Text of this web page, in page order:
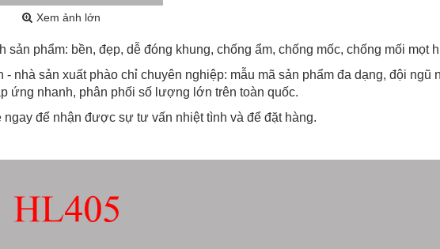
Xem ảnh lớn
sản phẩm: bền, đẹp, dễ đóng khung, chống ẩm, chống mốc, chống mối mọt
- nhà sản xuất phào chỉ chuyên nghiệp: mẫu mã sản phẩm đa dạng, đội ngũ
ứng nhanh, phân phối số lượng lớn trên toàn quốc.
ngay để nhận được sự tư vấn nhiệt tình và để đặt hàng.